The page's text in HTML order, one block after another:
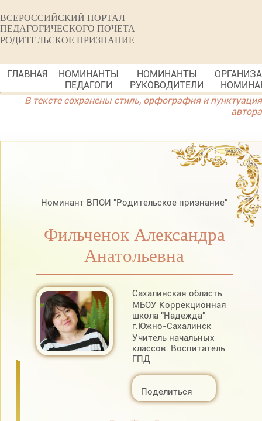
ВСЕРОССИЙСКИЙ ПОРТАЛ
ПЕДАГОГИЧЕСКОГО ПОЧЕТА
РОДИТЕЛЬСКОЕ ПРИЗНАНИЕ
ГЛАВНАЯ
НОМИНАНТЫ
ПЕДАГОГИ
НОМИНАНТЫ
РУКОВОДИТЕЛИ
В тексте сохранены стиль, орфография и пунктуация
автора
Номинант ВПОИ "Родительское признание"
Фильченок Александра
Анатольевна
Сахалинская область
МБОУ Коррекционная
школа "Надежда"
г.Южно-Сахалинск
Учитель начальных
классов. Воспитатель
ГПД
Поделиться